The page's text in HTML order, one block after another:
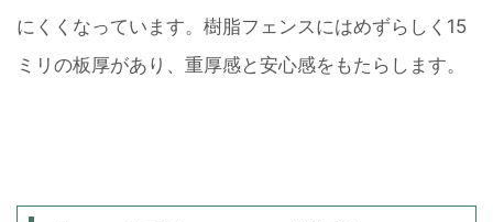
にくくなっています。樹脂フェンスにはめずらしく15
ミリの板厚があり、重厚感と安心感をもたらします。